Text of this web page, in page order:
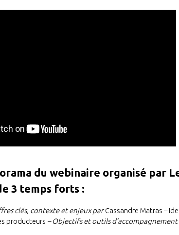
du webinaire organisé par
3 temps forts :
clés, contexte et enjeux parCassandre Matras –
producteurs – Objectifs et outils d’accompagnement